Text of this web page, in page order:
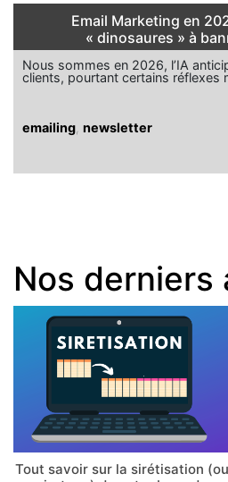
Email Marketing en
« dinosaures » à
Nous sommes en 2026, l’IA
clients, pourtant certains réflexes
emailing newsletter
Nos derniers
Tout savoir sur la sirétisation (ou